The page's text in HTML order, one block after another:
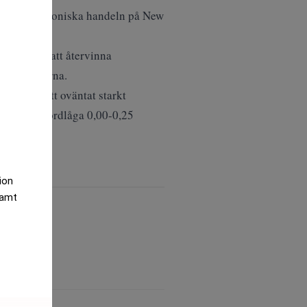
elektroniska handeln på New
för att återvinna
från ägarna.
med ett oväntat starkt
till rekordlåga 0,00-0,25